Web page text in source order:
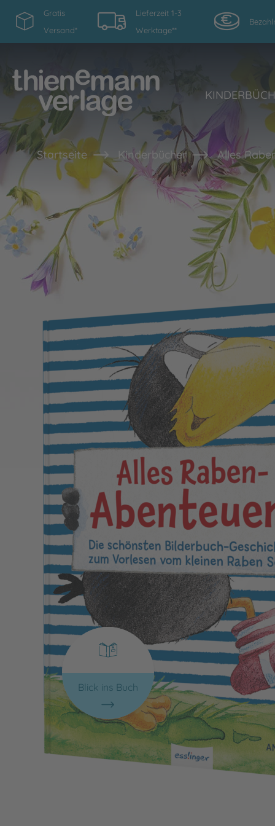
Gratis
Versand*
Lieferzeit 1-3
Werktage**
Startseite Kinderbücher Alles
Blick ins Buch